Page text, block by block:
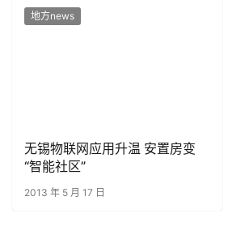
地方news
无锡物联网应用升温 安置房变
“智能社区”
2013 年 5 月 17 日